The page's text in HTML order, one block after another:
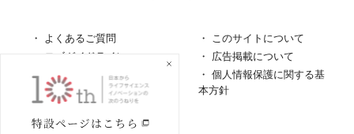
よくあるご質問
このサイトについて
ロゴガイドライン
広告掲載について
特定商取引法に基づく表
個人情報保護に関する基
本方針